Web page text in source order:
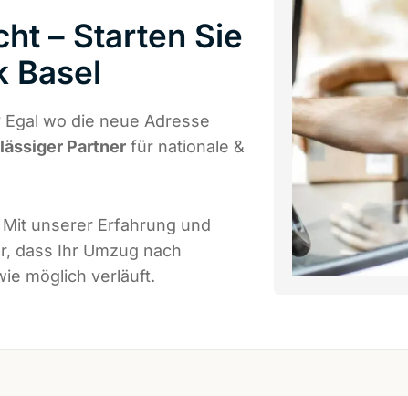
– Starten Sie
Basel
wo die neue Adresse
Partner für nationale &
Mit unserer Erfahrung und
dass Ihr Umzug nach
möglich verläuft.